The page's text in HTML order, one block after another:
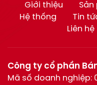
Giới thiệu Sản
Hệ thống
Tin
Liên hệ
Công ty cổ phần
Mã số doanh nghiệp: